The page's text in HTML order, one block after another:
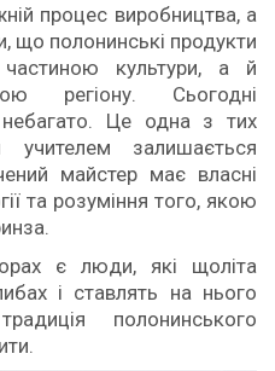
процес виробництва, а
що полонинські продукти
культури, а й
регіону. Сьогодні
небагато. Це одна з тих
залишається
майстер має власні
та розуміння того, якою
є люди, які щоліта
і ставлять на нього
полонинського